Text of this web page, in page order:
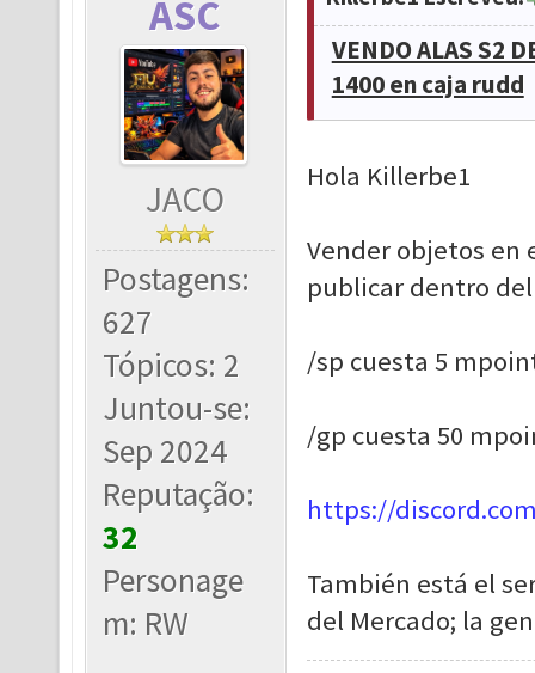
ASC
JACO
Postagens:
627
Tópicos: 2
Juntou-se:
Sep 2024
Reputação:
32
Personage
m: RW
VENDO ALAS S2
1400 en caja rudd
Hola Killerbe1
Vender objetos en
publicar dentro
/sp cuesta 5
/gp cuesta 50
https://
También está el
del Mercado; la